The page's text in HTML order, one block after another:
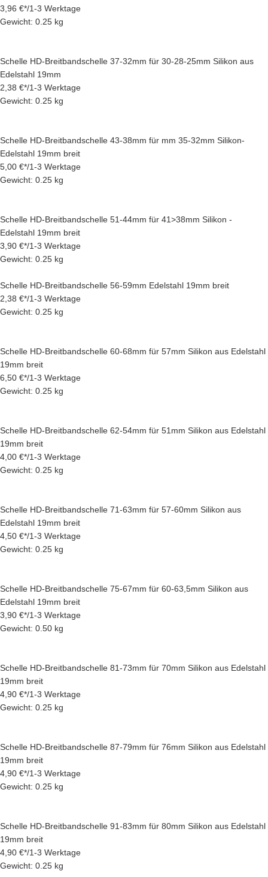
3,96 €*/1-3 Werktage
Gewicht: 0.25 kg
Schelle HD-Breitbandschelle 37-32mm für 30-28-25mm Silikon aus
Edelstahl 19mm
2,38 €*/1-3 Werktage
Gewicht: 0.25 kg
Schelle HD-Breitbandschelle 43-38mm für mm 35-32mm Silikon-
Edelstahl 19mm breit
5,00 €*/1-3 Werktage
Gewicht: 0.25 kg
Schelle HD-Breitbandschelle 51-44mm für 41>38mm Silikon -
Edelstahl 19mm breit
3,90 €*/1-3 Werktage
Gewicht: 0.25 kg
Schelle HD-Breitbandschelle 56-59mm Edelstahl 19mm breit
2,38 €*/1-3 Werktage
Gewicht: 0.25 kg
Schelle HD-Breitbandschelle 60-68mm für 57mm Silikon aus Edelstahl
19mm breit
6,50 €*/1-3 Werktage
Gewicht: 0.25 kg
Schelle HD-Breitbandschelle 62-54mm für 51mm Silikon aus Edelstahl
19mm breit
4,00 €*/1-3 Werktage
Gewicht: 0.25 kg
Schelle HD-Breitbandschelle 71-63mm für 57-60mm Silikon aus
Edelstahl 19mm breit
4,50 €*/1-3 Werktage
Gewicht: 0.25 kg
Schelle HD-Breitbandschelle 75-67mm für 60-63,5mm Silikon aus
Edelstahl 19mm breit
3,90 €*/1-3 Werktage
Gewicht: 0.50 kg
Schelle HD-Breitbandschelle 81-73mm für 70mm Silikon aus Edelstahl
19mm breit
4,90 €*/1-3 Werktage
Gewicht: 0.25 kg
Schelle HD-Breitbandschelle 87-79mm für 76mm Silikon aus Edelstahl
19mm breit
4,90 €*/1-3 Werktage
Gewicht: 0.25 kg
Schelle HD-Breitbandschelle 91-83mm für 80mm Silikon aus Edelstahl
19mm breit
4,90 €*/1-3 Werktage
Gewicht: 0.25 kg